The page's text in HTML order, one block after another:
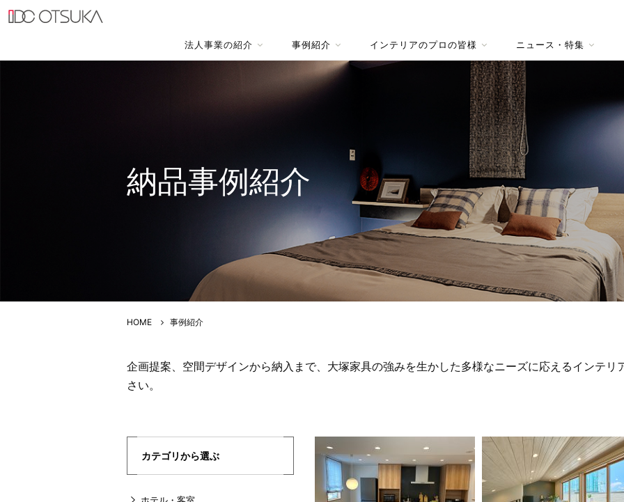
法人事業の紹介 事例紹介 インテリアのプロの皆様 ニュース・特集
納品事例紹介
HOME 事例紹介
企画提案、空間デザインから納入まで、大塚家具の強みを生かした多様なニーズに応えるインテリ
さい。
カテゴリから選ぶ
ホテル・客室